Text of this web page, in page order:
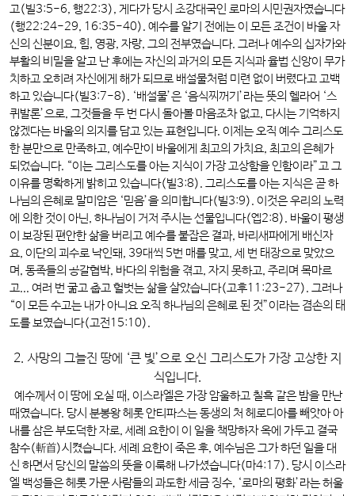
고(빌3:5-6, 행22:3), 게다가 당시 초강대국인 로마의 시민권자였습니다
(행22:24-29, 16:35-40). 예수를 알기 전에는 이 모든 조건이 바울 자
신의 신분이요, 힘, 영광, 자랑, 그의 전부였습니다. 그러나 예수의 십자가와
부활의 비밀을 알고 난 후에는 자신의 과거의 모든 지식과 율법 신앙이 무가
치하고 오히려 자신에게 해가 되므로 배설물처럼 미련 없이 버렸다고 고백
하고 있습니다(빌3:7-8). ‘배설물’은 ‘음식찌꺼기’라는 뜻의 헬라어 ‘스
퀴발론’으로, 그것들을 두 번 다시 돌아볼 마음조차 없고, 다시는 기억하지
않겠다는 바울의 의지를 담고 있는 표현입니다. 이제는 오직 예수 그리스도
한 분만으로 만족하고, 예수만이 바울에게 최고의 가치요, 최고의 은혜가
되었습니다. “이는 그리스도를 아는 지식이 가장 고상함을 인함이라”고 그
이유를 명확하게 밝히고 있습니다(빌3:8). 그리스도를 아는 지식은 곧 하
나님의 은혜로 말미암은 ‘믿음’을 의미합니다(빌3:9). 이것은 우리의 노력
에 의한 것이 아닌, 하나님이 거저 주시는 선물입니다(엡2:8). 바울이 평생
이 보장된 편안한 삶을 버리고 예수를 붙잡은 결과, 바리새파에게 배신자
요, 이단의 괴수로 낙인돼, 39대씩 5번 매를 맞고, 세 번 태장으로 맞았으
며, 동족들의 공갈협박, 바다의 위험을 겪고, 자지 못하고, 주리며 목마르
고... 여러 번 굶고 춥고 헐벗는 삶을 살았습니다(고후11:23-27). 그러나
“이 모든 수고는 내가 아니요 오직 하나님의 은혜로 된 것”이라는 겸손의 태
도를 보였습니다(고전15:10).
2. 사망의 그늘진 땅에 ‘큰 빛’으로 오신 그리스도가 가장 고상한 지
식입니다.
예수께서 이 땅에 오실 때, 이스라엘은 가장 암울하고 칠흑 같은 밤을 만난
때였습니다. 당시 분봉왕 헤롯 안티파스는 동생의 처 헤로디아를 빼앗아 아
내를 삼은 부도덕한 자로, 세례 요한이 이 일을 책망하자 옥에 가두고 결국
참수(斬首)시켰습니다. 세례 요한이 죽은 후, 예수님은 그가 하던 일을 대
신 하면서 당신의 말씀의 뜻을 이룩해 나가셨습니다(마4:17). 당시 이스라
엘 백성들은 헤롯 가문 사람들의 과도한 세금 징수, ‘로마의 평화’라는 허울